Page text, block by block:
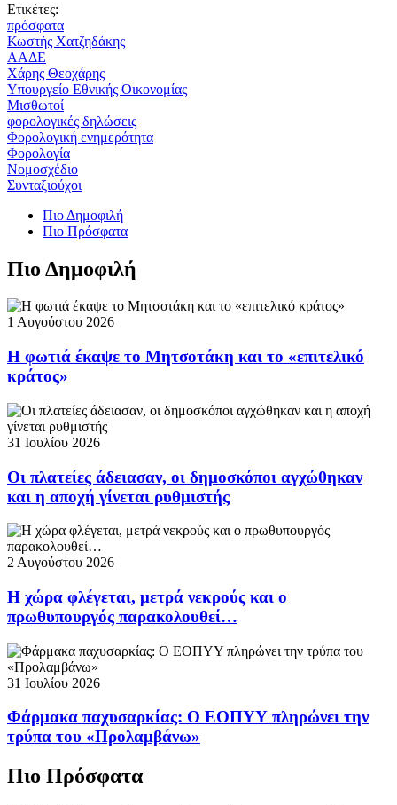
Ετικέτες:
πρόσφατα
Κωστής Χατζηδάκης
ΑΑΔΕ
Χάρης Θεοχάρης
Υπουργείο Εθνικής Οικονομίας
Μισθωτοί
φορολογικές δηλώσεις
Φορολογική ενημερότητα
Φορολογία
Νομοσχέδιο
Συνταξιούχοι
Πιο Δημοφιλή
Πιο Πρόσφατα
Πιο Δημοφιλή
1 Αυγούστου 2026
Η φωτιά έκαψε το Μητσοτάκη και το «επιτελικό
κράτος»
31 Ιουλίου 2026
Οι πλατείες άδειασαν, οι δημοσκόποι αγχώθηκαν
και η αποχή γίνεται ρυθμιστής
2 Αυγούστου 2026
Η χώρα φλέγεται, μετρά νεκρούς και ο
πρωθυπουργός παρακολουθεί…
31 Ιουλίου 2026
Φάρμακα παχυσαρκίας: Ο ΕΟΠΥΥ πληρώνει την
τρύπα του «Προλαμβάνω»
Πιο Πρόσφατα